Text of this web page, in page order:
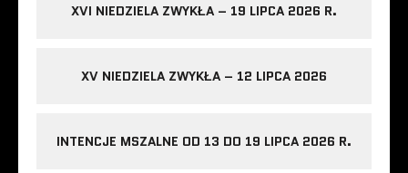
XVI NIEDZIELA ZWYKŁA – 19 LIPCA 2026 R.
XV NIEDZIELA ZWYKŁA – 12 LIPCA 2026
INTENCJE MSZALNE OD 13 DO 19 LIPCA 2026 R.